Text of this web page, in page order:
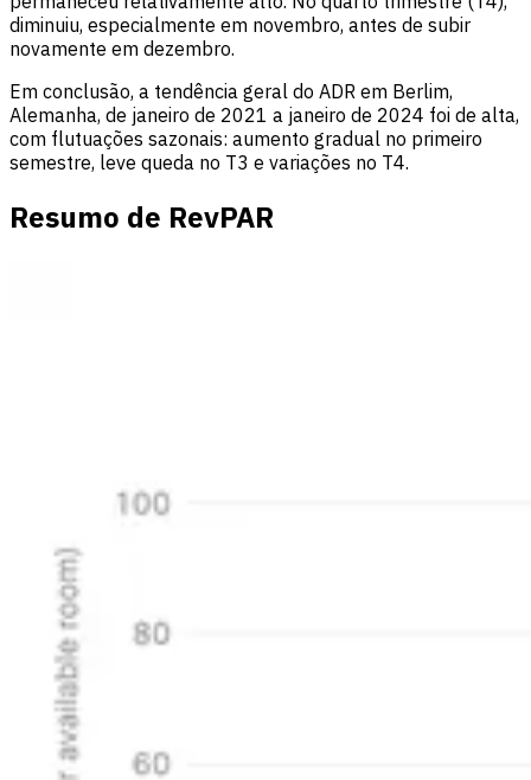
diminuiu, especialmente em novembro, antes de subir
novamente em dezembro.
Em conclusão, a tendência geral do ADR em Berlim,
Alemanha, de janeiro de 2021 a janeiro de 2024 foi de alta,
com flutuações sazonais: aumento gradual no primeiro
semestre, leve queda no T3 e variações no T4.
Resumo de RevPAR